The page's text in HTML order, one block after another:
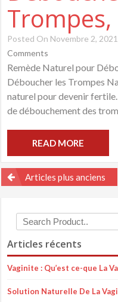
Trompes,
Posted On Novembre 2,
Comments
Remède Naturel pour
Déboucher les Trompes
naturel pour devenir
de débouchement des
READ MORE
Navigation
articles
Articles plus anciens
Articles récents
Vaginite : Qu’est ce-que La
Solution Naturelle De La